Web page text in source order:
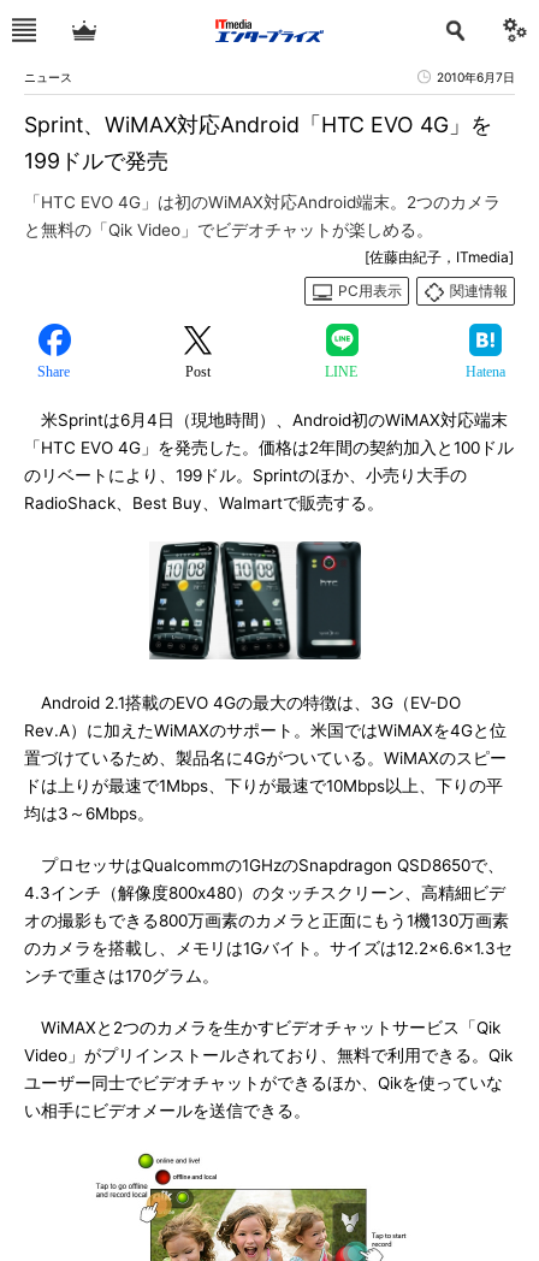
ニュース 2010年6月7日
Sprint、WiMAX対応Android「HTC EVO 4G」を
199ドルで発売
「HTC EVO 4G」は初のWiMAX対応Android端末。2つのカメラ
と無料の「Qik Video」でビデオチャットが楽しめる。
[佐藤由紀子，ITmedia]
PC用表示
関連情報
Share Post LINE Hatena
米Sprintは6月4日（現地時間）、Android初のWiMAX対応端末
「HTC EVO 4G」を発売した。価格は2年間の契約加入と100ドル
のリベートにより、199ドル。Sprintのほか、小売り大手の
RadioShack、Best Buy、Walmartで販売する。
Android 2.1搭載のEVO 4Gの最大の特徴は、3G（EV-DO
Rev.A）に加えたWiMAXのサポート。米国ではWiMAXを4Gと位
置づけているため、製品名に4Gがついている。WiMAXのスピー
ドは上りが最速で1Mbps、下りが最速で10Mbps以上、下りの平
均は3～6Mbps。
プロセッサはQualcommの1GHzのSnapdragon QSD8650で、
4.3インチ（解像度800x480）のタッチスクリーン、高精細ビデ
オの撮影もできる800万画素のカメラと正面にもう1機130万画素
のカメラを搭載し、メモリは1Gバイト。サイズは12.2×6.6×1.3セ
ンチで重さは170グラム。
WiMAXと2つのカメラを生かすビデオチャットサービス「Qik
Video」がプリインストールされており、無料で利用できる。Qik
ユーザー同士でビデオチャットができるほか、Qikを使っていな
い相手にビデオメールを送信できる。